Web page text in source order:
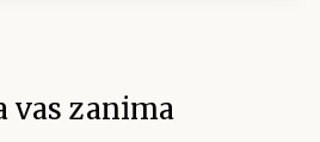
vas zanima